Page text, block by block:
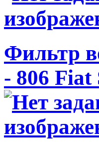
Фильтр
- 806 Fiat